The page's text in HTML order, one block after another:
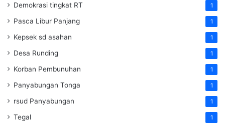
Demokrasi tingkat RT 1
Pasca Libur Panjang 1
Kepsek sd asahan 1
Desa Runding 1
Korban Pembunuhan 1
Panyabungan Tonga 1
rsud Panyabungan 1
Tegal 1